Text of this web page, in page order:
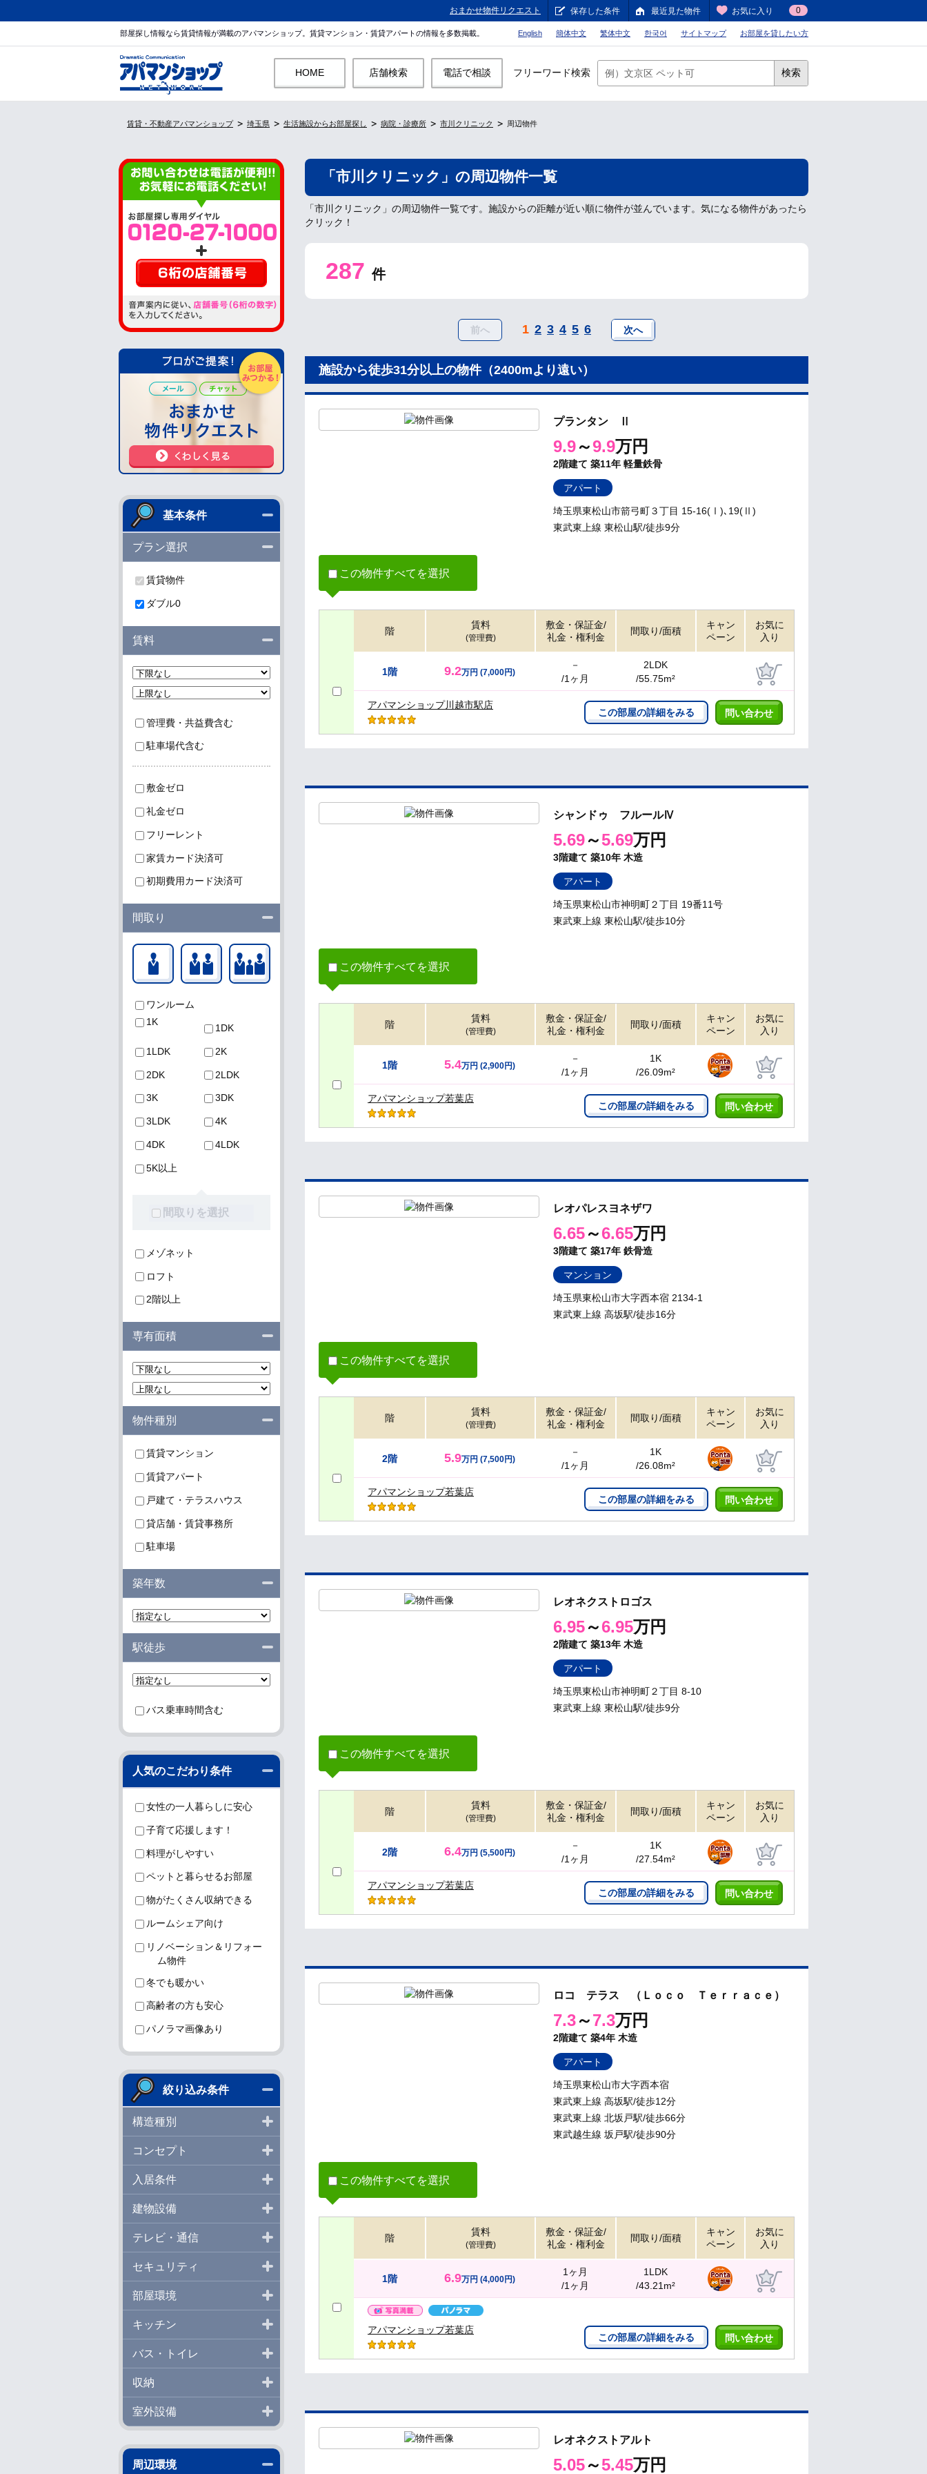
おまかせ物件リクエスト 保存した条件 最近見た物件 お気に入り 0
部屋探し情報なら賃貸情報が満載のアパマンショップ。賃貸マンション・賃貸アパートの情報を多数掲載。 English 簡体中文 繁体中文 한국어 サイトマップ お部屋を貸したい方
HOME 店舗検索 電話で相談 フリーワード検索 検索
賃貸・不動産アパマンショップ 埼玉県 生活施設からお部屋探し 病院・診療所 市川クリニック 周辺物件
「市川クリニック」の周辺物件一覧
「市川クリニック」の周辺物件一覧です。施設からの距離が近い順に物件が並んでいます。気になる物件があったら
クリック！
287 件
前へ 1 2 3 4 5 6 次へ
施設から徒歩31分以上の物件（2400mより遠い）
プランタン Ⅱ
9.9～9.9万円
2階建て 築11年 軽量鉄骨
アパート
埼玉県東松山市箭弓町３丁目 15-16(Ⅰ)､19(Ⅱ)
東武東上線 東松山駅/徒歩9分
この物件すべてを選択
階
賃料
(管理費)
敷金・保証金/
礼金・権利金
間取り/面積
キャン
ペーン
お気に
入り
1階 9.2万円 (7,000円)
－
/1ヶ月
2LDK
/55.75m²
アパマンショップ川越市駅店
この部屋の詳細をみる 問い合わせ
シャンドゥ フルールⅣ
5.69～5.69万円
3階建て 築10年 木造
アパート
埼玉県東松山市神明町２丁目 19番11号
東武東上線 東松山駅/徒歩10分
この物件すべてを選択
階
賃料
(管理費)
敷金・保証金/
礼金・権利金
間取り/面積
キャン
ペーン
お気に
入り
1階 5.4万円 (2,900円)
－
/1ヶ月
1K
/26.09m²
アパマンショップ若葉店
この部屋の詳細をみる 問い合わせ
レオパレスヨネザワ
6.65～6.65万円
3階建て 築17年 鉄骨造
マンション
埼玉県東松山市大字西本宿 2134-1
東武東上線 高坂駅/徒歩16分
この物件すべてを選択
階
賃料
(管理費)
敷金・保証金/
礼金・権利金
間取り/面積
キャン
ペーン
お気に
入り
2階 5.9万円 (7,500円)
－
/1ヶ月
1K
/26.08m²
アパマンショップ若葉店
この部屋の詳細をみる 問い合わせ
レオネクストロゴス
6.95～6.95万円
2階建て 築13年 木造
アパート
埼玉県東松山市神明町２丁目 8-10
東武東上線 東松山駅/徒歩9分
この物件すべてを選択
階
賃料
(管理費)
敷金・保証金/
礼金・権利金
間取り/面積
キャン
ペーン
お気に
入り
2階 6.4万円 (5,500円)
－
/1ヶ月
1K
/27.54m²
アパマンショップ若葉店
この部屋の詳細をみる 問い合わせ
ロコ テラス （Ｌｏｃｏ Ｔｅｒｒａｃｅ）
7.3～7.3万円
2階建て 築4年 木造
アパート
埼玉県東松山市大字西本宿
東武東上線 高坂駅/徒歩12分
東武東上線 北坂戸駅/徒歩66分
東武越生線 坂戸駅/徒歩90分
この物件すべてを選択
階
賃料
(管理費)
敷金・保証金/
礼金・権利金
間取り/面積
キャン
ペーン
お気に
入り
1階 6.9万円 (4,000円)
1ヶ月
/1ヶ月
1LDK
/43.21m²
アパマンショップ若葉店
この部屋の詳細をみる 問い合わせ
レオネクストアルト
5.05～5.45万円
基本条件
プラン選択
賃貸物件
ダブル0
賃料
管理費・共益費含む
駐車場代含む
敷金ゼロ
礼金ゼロ
フリーレント
家賃カード決済可
初期費用カード決済可
間取り
一人暮らし 二人暮らし
ワンルーム
1K
1DK
1LDK 2K
2DK 2LDK
3K 3DK
3LDK 4K
4DK 4LDK
5K以上
間取りを選択
メゾネット
ロフト
2階以上
専有面積
物件種別
賃貸マンション
賃貸アパート
戸建て・テラスハウス
貸店舗・賃貸事務所
駐車場
築年数
駅徒歩
バス乗車時間含む
人気のこだわり条件
女性の一人暮らしに安心
子育て応援します！
料理がしやすい
ペットと暮らせるお部屋
物がたくさん収納できる
ルームシェア向け
リノベーション＆リフォー
ム物件
冬でも暖かい
高齢者の方も安心
パノラマ画像あり
絞り込み条件
構造種別
コンセプト
入居条件
建物設備
テレビ・通信
セキュリティ
部屋環境
キッチン
バス・トイレ
収納
室外設備
周辺環境